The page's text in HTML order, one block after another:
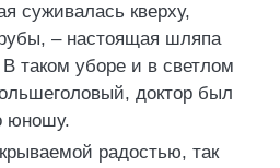
суживалась кверху,
– настоящая шляпа
таком уборе и в светлом
доктор был
юношу.
радостью, так